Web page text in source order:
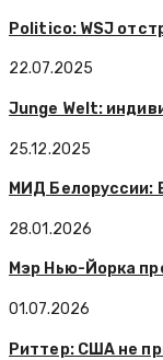
Politico: WSJ
22.07.2025
Junge Welt:
25.12.2025
МИД Белоруссии:
28.01.2026
Мэр Нью-Йорка
01.07.2026
Риттер: США не